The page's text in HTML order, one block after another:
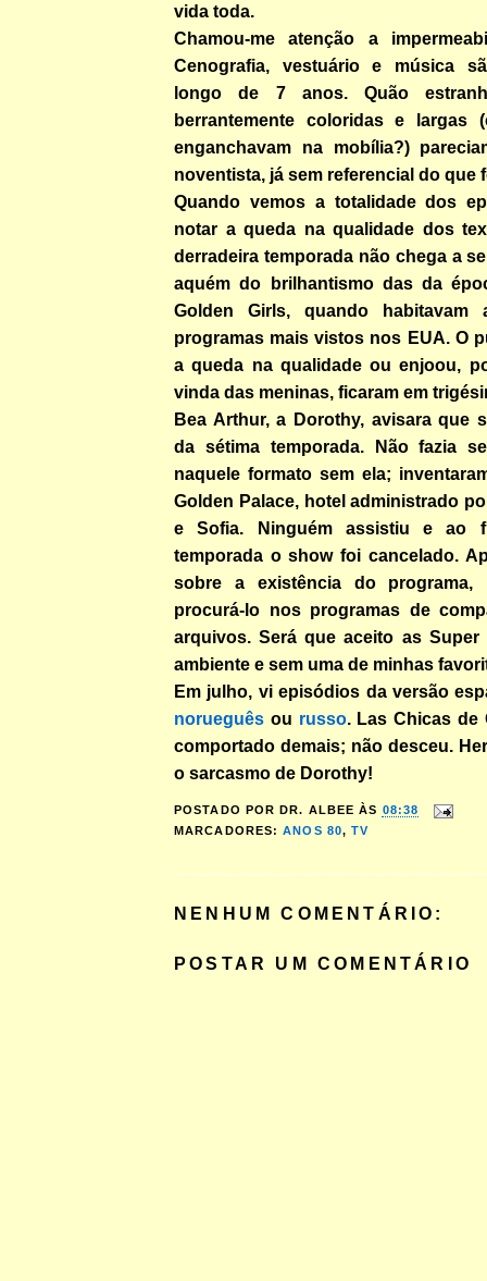
vida toda.
Chamou-me atenção a
Cenografia, vestuário e música
longo de 7 anos. Quão
berrantemente coloridas e largas
enganchavam na mobília?)
noventista, já sem referencial do que
Quando vemos a totalidade dos
notar a queda na qualidade dos
derradeira temporada não chega a
aquém do brilhantismo das da
Golden Girls, quando
programas mais vistos nos EUA. O
a queda na qualidade ou enjoou,
vinda das meninas, ficaram em
Bea Arthur, a Dorothy, avisara que
da sétima temporada. Não fazia
naquele formato sem ela;
Golden Palace, hotel administrado
e Sofia. Ninguém assistiu e ao
temporada o show foi cancelado.
sobre a existência do programa,
procurá-lo nos programas de
arquivos. Será que aceito as Super
ambiente e sem uma de minhas
Em julho, vi episódios da versão
norueguês ou russo. Las Chicas de
comportado demais; não desceu.
o sarcasmo de Dorothy!
POSTADO POR DR. ALBEE ÀS 08:38
MARCADORES:ANOS 80,TV
NENHUM COMENTÁRIO:
POSTAR UM COMENTÁRIO